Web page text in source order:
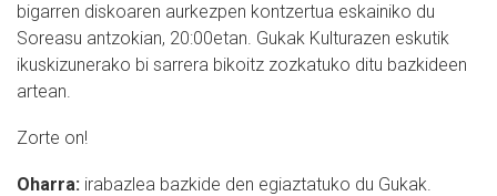
bigarren diskoaren aurkezpen kontzertua eskainiko du
Soreasu antzokian, 20:00etan. Gukak Kulturazen eskutik
ikuskizunerako bi sarrera bikoitz zozkatuko ditu bazkideen
artean.
Zorte on!
Oharra: irabazlea bazkide den egiaztatuko du Gukak.